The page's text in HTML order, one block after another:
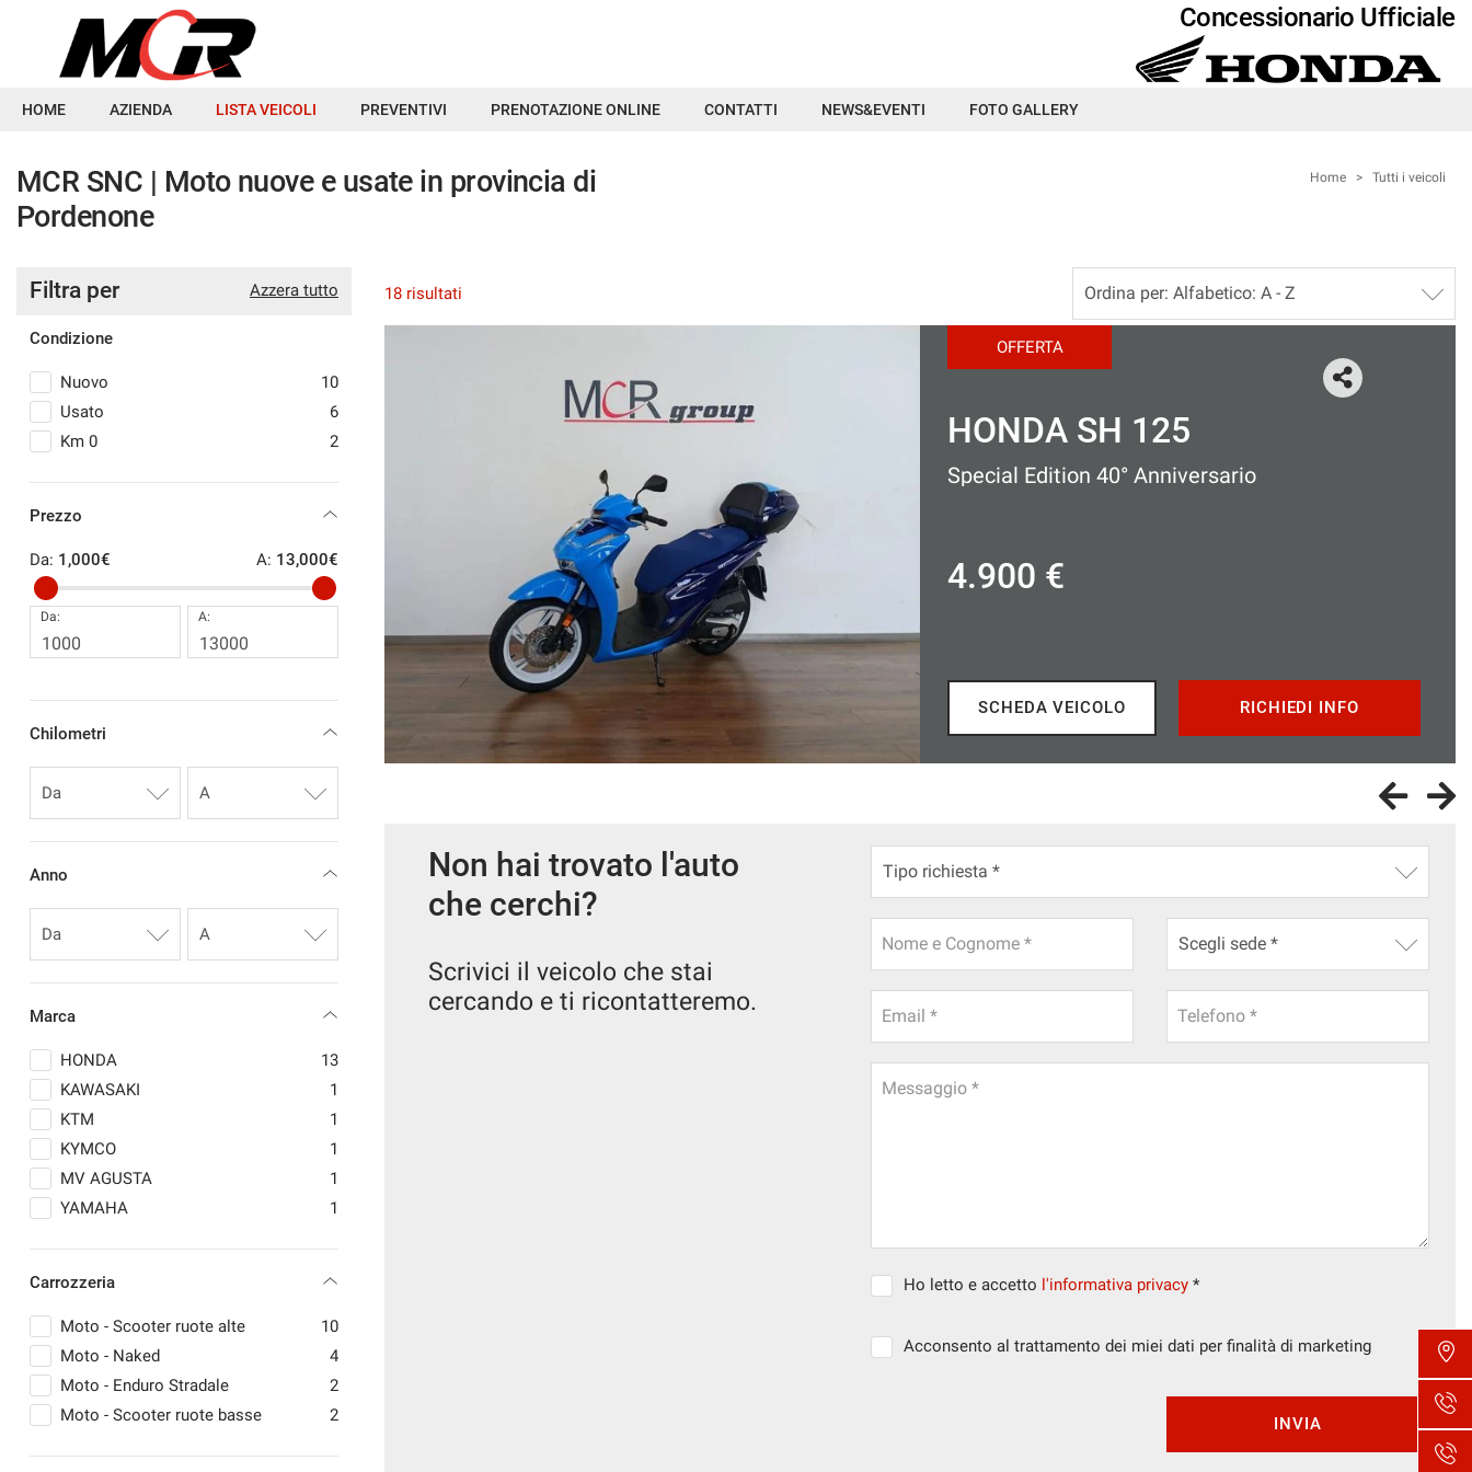
HOME
AZIENDA
LISTA VEICOLI
PREVENTIVI
PRENOTAZIONE ONLINE
CONTATTI
NEWS
Concessionario Ufficiale
HOME AZIENDA LISTA VEICOLI PREVENTIVI PRENOTAZIONE ONLINE CONTATTI NEWS&EVENTI FOTO GALLERY
MCR SNC | Moto nuove e usate in provincia di
Pordenone
Home > Tutti i veicoli
Azzera tutto
Filtra per
Condizione
Nuovo
10
Usato
6
Km 0
2
Prezzo
Da: 1,000€ A: 13,000€
Da: A:
Chilometri
Anno
Marca
HONDA
13
KAWASAKI
1
KTM
1
KYMCO
1
MV AGUSTA
1
YAMAHA
1
Carrozzeria
Moto - Scooter ruote alte
10
Moto - Naked
4
Moto - Enduro Stradale
2
Moto - Scooter ruote basse
2
18 risultati
125
40° Anniversario
RICHIEDI INFO
OFFERTA
KTM 390 Adventure
X
5.300 €
SCHEDA VEICOLO RICHIEDI INFO
Non hai trovato l'auto
che cerchi?
Scrivici il veicolo che stai
cercando e ti ricontatteremo.
Nome e Cognome *
Email * Telefono *
Messaggio *
Ho letto e accetto l'informativa privacy *
Acconsento al trattamento dei miei dati per finalità di marketing
INVIA
preferenze
di
Il
seguente
pannello
di
esprimere
tue
preferenze
di
consenso
alle
tecnologie
che
per
offrire
le
le
di
descritte.
Per
maggiori
informazioni
e
sul
funzionamento
di
strumenti
di
tracciamento
rimanda
alla
cookie
policy.
Puoi
rivedere
le
scelte
in
qualsiasi
momento.